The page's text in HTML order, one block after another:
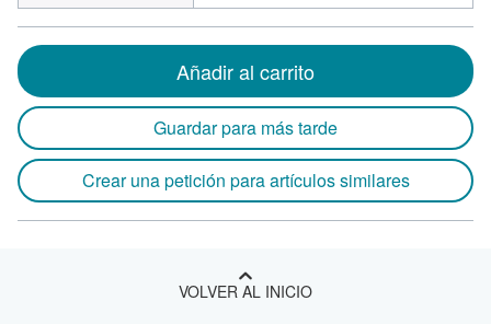
Añadir al carrito
Guardar para más tarde
Crear una petición para artículos similares
VOLVER AL INICIO